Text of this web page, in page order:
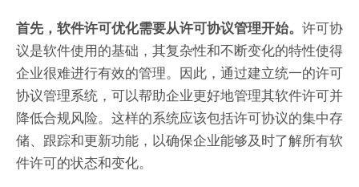
首先，软件许可优化需要从许可协议管理开始。 许可协
议是软件使用的基础，其复杂性和不断变化的特性使得
企业很难进行有效的管理。因此，通过建立统一的许可
协议管理系统，可以帮助企业更好地管理其软件许可并
降低合规风险。这样的系统应该包括许可协议的集中存
储、跟踪和更新功能，以确保企业能够及时了解所有软
件许可的状态和变化。